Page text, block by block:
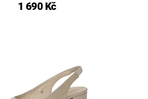
1 690 Kč